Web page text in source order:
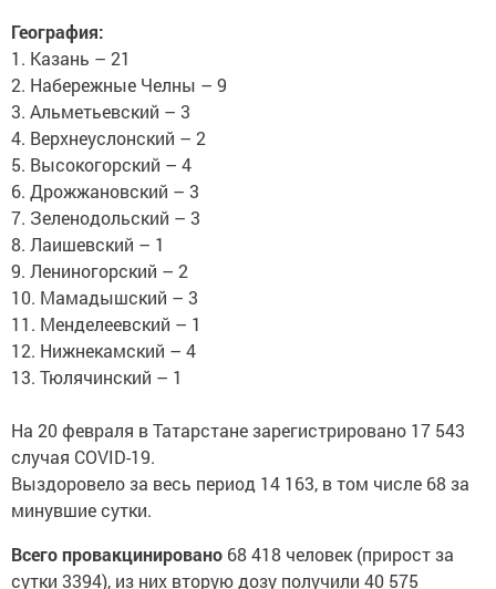
География:
1. Казань – 21
2. Набережные Челны – 9
3. Альметьевский – 3
4. Верхнеуслонский – 2
5. Высокогорский – 4
6. Дрожжановский – 3
7. Зеленодольский – 3
8. Лаишевский – 1
9. Лениногорский – 2
10. Мамадышский – 3
11. Менделеевский – 1
12. Нижнекамский – 4
13. Тюлячинский – 1
На 20 февраля в Татарстане зарегистрировано 17 543
случая COVID-19.
Выздоровело за весь период 14 163, в том числе 68 за
минувшие сутки.
Всего провакцинировано 68 418 человек (прирост за
сутки 3394), из них вторую дозу получили 40 575